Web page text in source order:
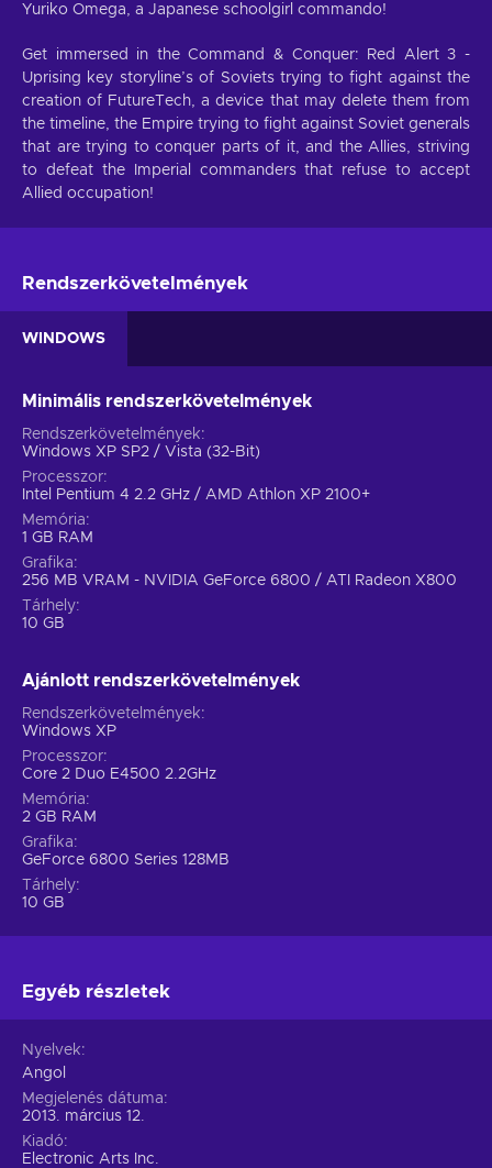
Yuriko Omega, a Japanese schoolgirl commando!
Get immersed in the Command & Conquer: Red Alert 3 -
Uprising key storyline’s of Soviets trying to fight against the
creation of FutureTech, a device that may delete them from
the timeline, the Empire trying to fight against Soviet generals
that are trying to conquer parts of it, and the Allies, striving
to defeat the Imperial commanders that refuse to accept
Allied occupation!
Rendszerkövetelmények
WINDOWS
Minimális rendszerkövetelmények
Rendszerkövetelmények
Windows XP SP2 / Vista (32-Bit)
Processzor
Intel Pentium 4 2.2 GHz / AMD Athlon XP 2100+
Memória
1 GB RAM
Grafika
256 MB VRAM - NVIDIA GeForce 6800 / ATI Radeon X800
Tárhely
10 GB
Ajánlott rendszerkövetelmények
Rendszerkövetelmények
Windows XP
Processzor
Core 2 Duo E4500 2.2GHz
Memória
2 GB RAM
Grafika
GeForce 6800 Series 128MB
Tárhely
10 GB
Egyéb részletek
Nyelvek
Angol
Megjelenés dátuma
2013. március 12.
Kiadó
Electronic Arts Inc.